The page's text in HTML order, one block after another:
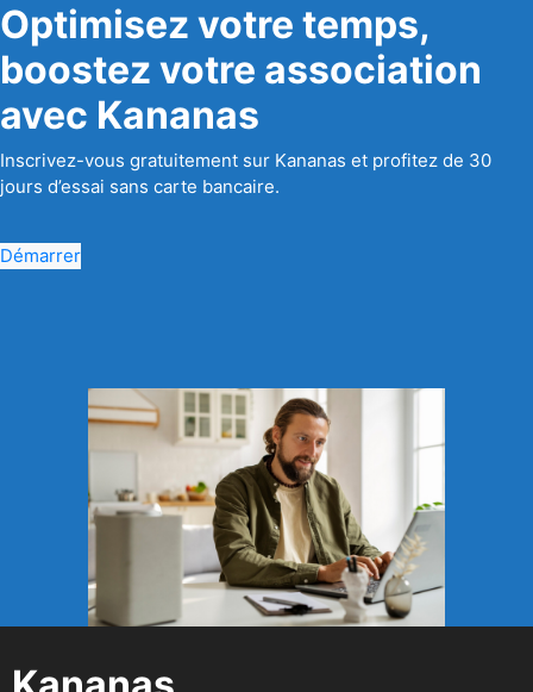
Optimisez votre temps,
boostez votre association
avec Kananas
Inscrivez-vous gratuitement sur Kananas et profitez de 30
jours d’essai sans carte bancaire.
Démarrer